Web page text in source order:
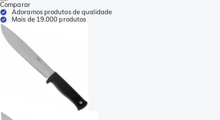
Comparar
Adoramos produtos de qualidade
Mais de 19.000 produtos